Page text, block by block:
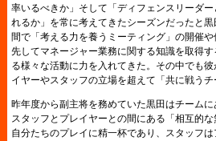
率いるべきか」そして「ディフェンスリーダ
れるか」を常に考えてきたシーズンだったと
間で「考える力を養うミーティング」の開催
先してマネージャー業務に関する知識を取得
る様々な活動に力を入れてきた。その中でも
イヤーやスタッフの立場を超えて「共に戦うチ
昨年度から副主将を務めていた黒田はチーム
スタッフとプレイヤーとの間にある「相互的
自分たちのプレイに精一杯であり、スタッフ